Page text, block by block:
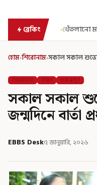
ব্রেকিং
মাথা-গোপনাঙ্গে রড!
হোম›শিরোনাম›সকাল সকাল
শিরোনাম রাজ্য গুরুত্বপূর্ণ
সকাল সকাল
জন্মদিনে বার্তা
EBBS Desk৫ জানুয়ারি, ২০২৬